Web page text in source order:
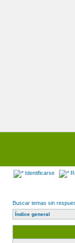
Identificarse
Buscar temas sin
Índice general